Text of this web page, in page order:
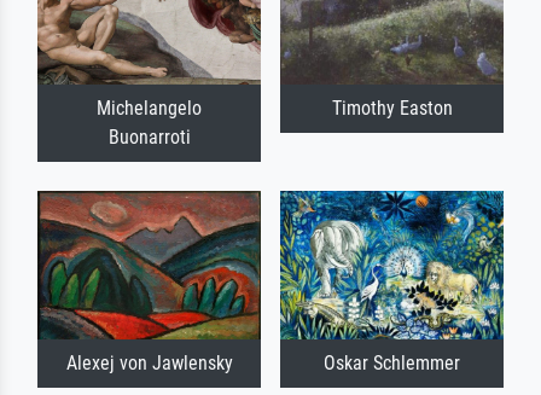
Michelangelo
Buonarroti
Timothy Easton
Alexej von Jawlensky Oskar Schlemmer